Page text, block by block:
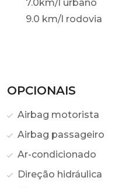
7.0km/l urbano
9.0 km/l rodovia
OPCIONAIS
Airbag motorista
Airbag passageiro
Ar-condicionado
Direção hidráulica